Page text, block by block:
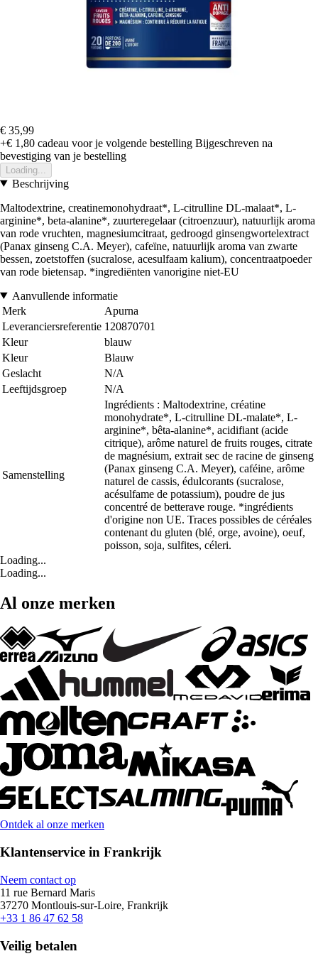
€ 35,99
+€ 1,80 cadeau voor je volgende bestelling Bijgeschreven na
bevestiging van je bestelling
Loading...
Beschrijving
Maltodextrine, creatinemonohydraat*, L-citrulline DL-malaat*, L-
arginine*, beta-alanine*, zuurteregelaar (citroenzuur), natuurlijk aroma
van rode vruchten, magnesiumcitraat, gedroogd ginsengwortelextract
(Panax ginseng C.A. Meyer), cafeïne, natuurlijk aroma van zwarte
bessen, zoetstoffen (sucralose, acesulfaam kalium), concentraatpoeder
van rode bietensap. *ingrediënten vanorigine niet-EU
Aanvullende informatie
Merk
Apurna
Leveranciersreferentie 120870701
Kleur
blauw
Kleur
Blauw
Geslacht
N/A
Leeftijdsgroep
N/A
Samenstelling
Ingrédients : Maltodextrine, créatine
monohydrate*, L-citrulline DL-malate*, L-
arginine*, bêta-alanine*, acidifiant (acide
citrique), arôme naturel de fruits rouges, citrate
de magnésium, extrait sec de racine de ginseng
(Panax ginseng C.A. Meyer), caféine, arôme
naturel de cassis, édulcorants (sucralose,
acésulfame de potassium), poudre de jus
concentré de betterave rouge. *ingrédients
d'origine non UE. Traces possibles de céréales
contenant du gluten (blé, orge, avoine), oeuf,
poisson, soja, sulfites, céleri.
Loading...
Loading...
Al onze merken
Ontdek al onze merken
Klantenservice in Frankrijk
Neem contact op
11 rue Bernard Maris
37270 Montlouis-sur-Loire, Frankrijk
+33 1 86 47 62 58
Veilig betalen